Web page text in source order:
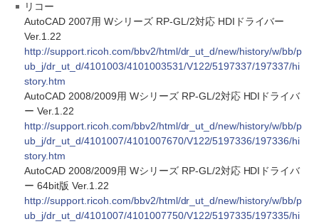
リコー
AutoCAD 2007用 Wシリーズ RP-GL/2対応 HDIドライバー
Ver.1.22
http://support.ricoh.com/bbv2/html/dr_ut_d/new/history/w/bb/p
ub_j/dr_ut_d/4101003/4101003531/V122/5197337/197337/hi
story.htm
AutoCAD 2008/2009用 Wシリーズ RP-GL/2対応 HDIドライバ
ー Ver.1.22
http://support.ricoh.com/bbv2/html/dr_ut_d/new/history/w/bb/p
ub_j/dr_ut_d/4101007/4101007670/V122/5197336/197336/hi
story.htm
AutoCAD 2008/2009用 Wシリーズ RP-GL/2対応 HDIドライバ
ー 64bit版 Ver.1.22
http://support.ricoh.com/bbv2/html/dr_ut_d/new/history/w/bb/p
ub_j/dr_ut_d/4101007/4101007750/V122/5197335/197335/hi